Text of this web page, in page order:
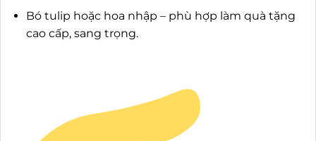
Bó tulip hoặc hoa nhập – phù hợp làm quà tặng
cao cấp, sang trọng.